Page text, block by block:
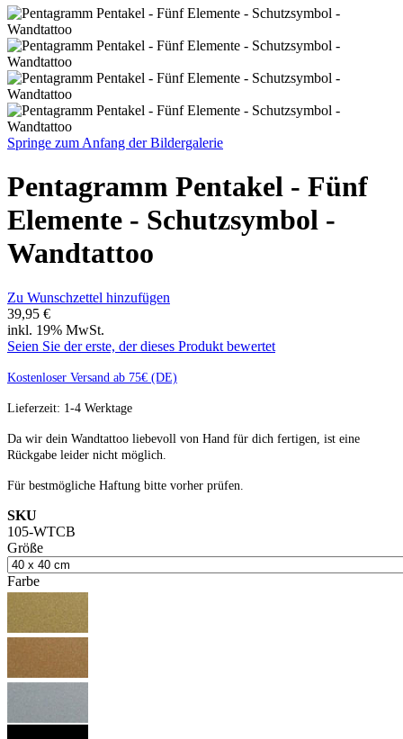
Springe zum Anfang der Bildergalerie
Pentagramm Pentakel - Fünf
Elemente - Schutzsymbol -
Wandtattoo
Zu Wunschzettel hinzufügen
39,95 €
inkl. 19% MwSt.
Seien Sie der erste, der dieses Produkt bewertet
Kostenloser Versand ab 75€ (DE)
Lieferzeit: 1-4 Werktage
Da wir dein Wandtattoo liebevoll von Hand für dich fertigen, ist eine
Rückgabe leider nicht möglich.
Für bestmögliche Haftung bitte vorher prüfen.
SKU
105-WTCB
Größe
Farbe